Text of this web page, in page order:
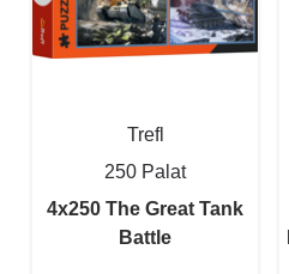
Trefl
250 Palat
4x250 The Great Tank
Battle